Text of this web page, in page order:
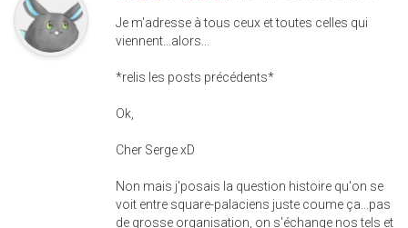
Je m'adresse à tous ceux et toutes celles qui
viennent...alors...
*relis les posts précédents*
Ok,
Cher Serge xD
Non mais j'posais la question histoire qu'on se
voit entre square-palaciens juste coume ça...pas
de grosse organisation, on s'échange nos tels et